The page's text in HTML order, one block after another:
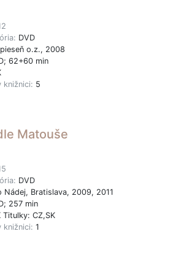
DVD
o.z., 2008
62+60 min
knižnici: 5
Matouše
DVD
Nádej, Bratislava, 2009, 2011
257 min
Titulky: CZ,SK
knižnici: 1